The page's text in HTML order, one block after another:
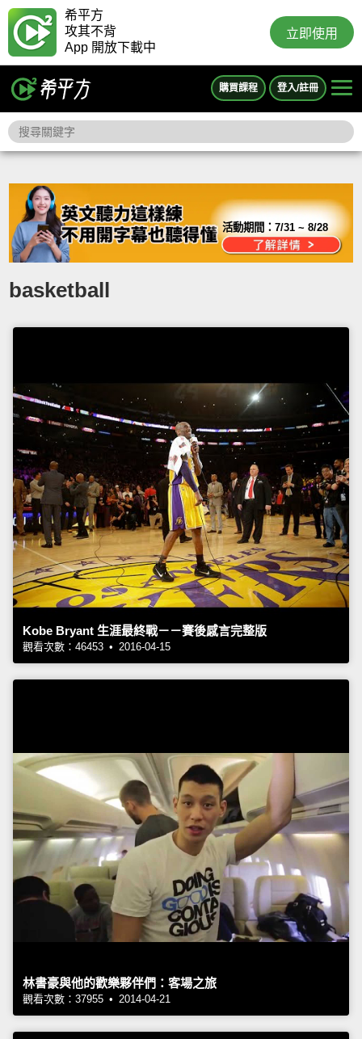
希平方
攻其不背
App 開放下載中
立即使用
購買課程 登入/註冊
活動期間：7/31 ~ 8/28
basketball
Kobe Bryant 生涯最終戰－－賽後感言完整版
觀看次數：46453 • 2016-04-15
林書豪與他的歡樂夥伴們：客場之旅
觀看次數：37955 • 2014-04-21